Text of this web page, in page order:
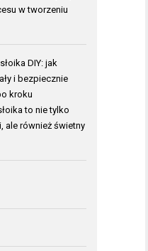
w tworzeniu
DIY: jak
i bezpiecznie
kroku
to nie tylko
ale również świetny